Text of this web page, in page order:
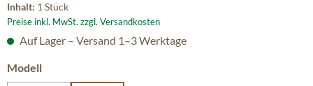
Inhalt: 1 Stück
Preise inkl. MwSt. zzgl. Versandkosten
Auf Lager – Versand 1–3 Werktage
Modellauswählen